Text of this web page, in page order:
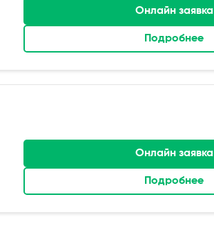
Онлайн заявка
Подробнее
Онлайн заявка
Подробнее